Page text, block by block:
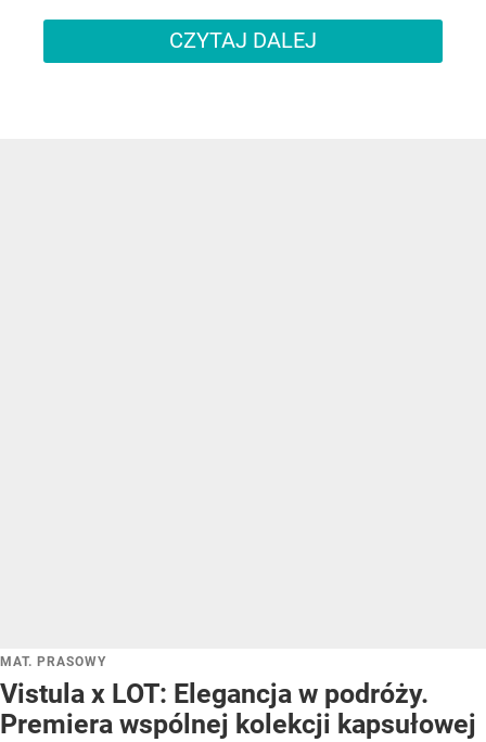
CZYTAJ DALEJ
MAT. PRASOWY
Vistula x LOT: Elegancja w podróży.
Premiera wspólnej kolekcji kapsułowej